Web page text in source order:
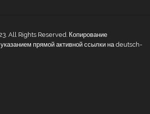
All Rights Reserved. Копирование
прямой активной ссылки на deutsch-